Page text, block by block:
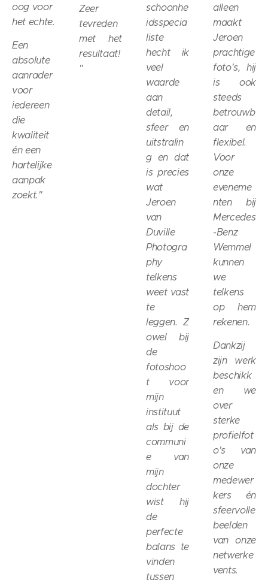
oog voor
het echte.
Een
absolute
aanrader
voor
iedereen
die
kwaliteit
én een
hartelijke
aanpak
zoekt."
Zeer
tevreden
met het
resultaat!
"
schoonhe
idsspecia
liste
hecht ik
veel
waarde
aan
detail,
sfeer en
uitstralin
g en dat
is precies
wat
Jeroen
van
Duville
Photogra
phy
telkens
weet vast
te
leggen.Z
owel bij
de
fotoshoo
t voor
mijn
instituut
als bij de
communi
e van
mijn
dochter
wist hij
de
perfecte
balans te
vinden
tussen
alleen
maakt
Jeroen
prachtige
foto's, hij
is ook
steeds
betrouwb
aar en
flexibel.
Voor
onze
eveneme
nten bij
Mercedes
-Benz
Wemmel
kunnen
we
telkens
op hem
rekenen.
Dankzij
zijn werk
beschikk
en we
over
sterke
profielfot
o's van
onze
medewer
kers én
sfeervolle
beelden
van onze
netwerke
vents.